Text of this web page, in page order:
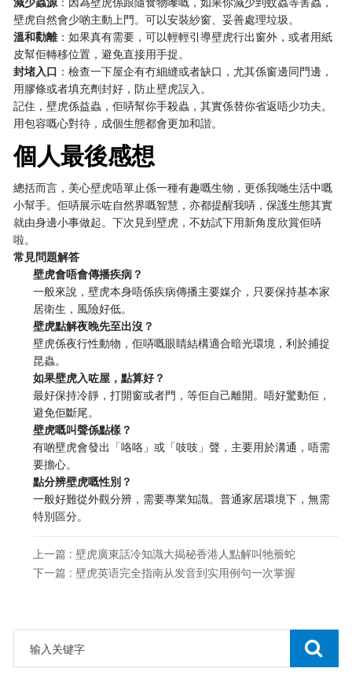
壁虎自然會少啲主動上門。可以安裝紗窗、妥善處理垃圾。
溫和勸離：如果真有需要，可以輕輕引導壁虎行出窗外，或者用紙
皮幫佢轉移位置，避免直接用手捉。
封堵入口 ：檢查一下屋企有冇細縫或者缺口，尤其係窗邊同門邊，
用膠條或者填充劑封好，防止壁虎誤入。
記住，壁虎係益蟲，佢哢幫你手殺蟲，其實係替你省返唔少功夫。
用包容嘅心對待，成個生態都會更加和諧。
個人最後感想
總括而言，美心壁虎唔單止係一種有趣嘅生物，更係我哋生活中嘅
小幫手。佢哢展示咗自然界嘅智慧，亦都提醒我哢，保護生態其實
就由身邊小事做起。下次見到壁虎，不妨試下用新角度欣賞佢哢
啦。
常見問題解答
壁虎會唔會傳播疾病？
一般來說，壁虎本身唔係疾病傳播主要媒介，只要保持基本家
居衛生，風險好低。
壁虎點解夜晚先至出沒？
壁虎係夜行性動物，佢哢嘅眼睛結構適合暗光環境，利於捕捉
昆蟲。
如果壁虎入咗屋，點算好？
最好保持冷靜，打開窗或者門，等佢自己離開。唔好驚動佢，
避免佢斷尾。
壁虎嘅叫聲係點樣？
有啲壁虎會發出「咯咯」或「吱吱」聲，主要用於溝通，唔需
要擔心。
點分辨壁虎嘅性別？
一般好難從外觀分辨，需要專業知識。普通家居環境下，無需
特別區分。
上一篇 : 壁虎廣東話冷知識大揭秘香港人點解叫牠簷蛇
下一篇 : 壁虎英语完全指南从发音到实用例句一次掌握